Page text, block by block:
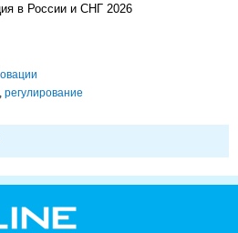
в России и СНГ 2026
, регулирование